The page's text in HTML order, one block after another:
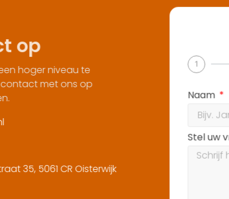
te
op
Oisterwijk
Stel uw vraag